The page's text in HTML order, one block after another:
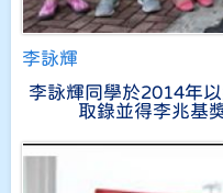
李詠輝
李詠輝同學於2014年
取錄並得李兆基